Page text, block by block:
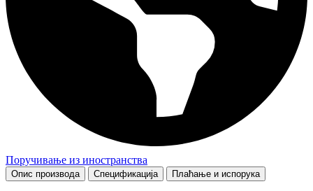
Поручивање из иностранства
Опис производа Спецификација Плаћање и испорука